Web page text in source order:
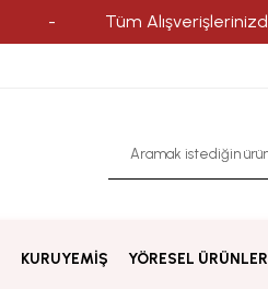
Tüm Alışverişlerinizde
KURUYEMİŞ YÖRESEL ÜRÜNLER